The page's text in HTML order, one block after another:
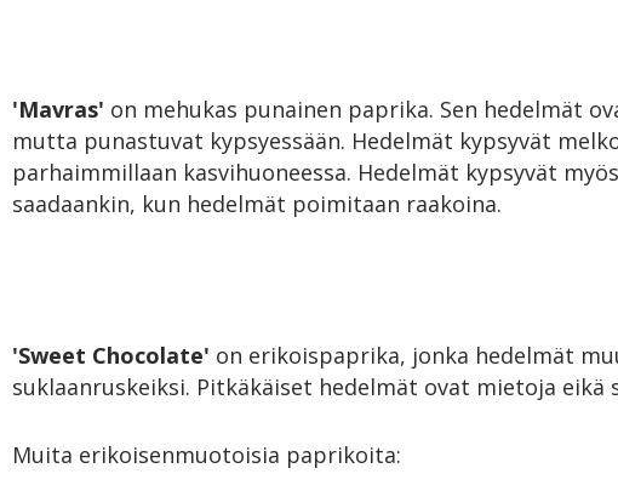
'Mavras' on mehukas punainen paprika. Sen hedelmät
mutta punastuvat kypsyessään. Hedelmät kypsyvät
parhaimmillaan kasvihuoneessa. Hedelmät kypsyvät
saadaankin, kun hedelmät poimitaan raakoina.
'Sweet Chocolate' on erikoispaprika, jonka hedelmät
suklaanruskeiksi. Pitkäkäiset hedelmät ovat mietoja eikä
Muita erikoisenmuotoisia paprikoita: